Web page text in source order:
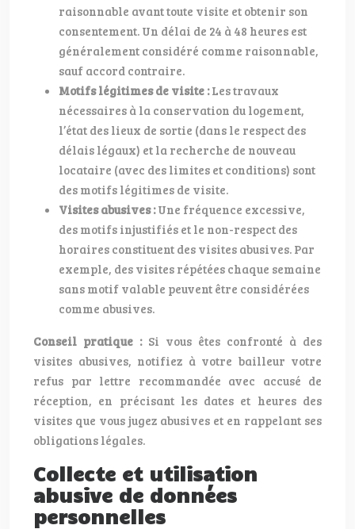
raisonnable avant toute visite et obtenir son
consentement. Un délai de 24 à 48 heures est
généralement considéré comme raisonnable,
sauf accord contraire.
Motifs légitimes de visite :Les travaux
nécessaires à la conservation du logement,
l’état des lieux de sortie (dans le respect des
délais légaux) et la recherche de nouveau
locataire (avec des limites et conditions) sont
des motifs légitimes de visite.
Visites abusives :Une fréquence excessive,
des motifs injustifiés et le non-respect des
horaires constituent des visites abusives. Par
exemple, des visites répétées chaque semaine
sans motif valable peuvent être considérées
comme abusives.
Conseil pratique : Si vous êtes confronté à des
visites abusives, notifiez à votre bailleur votre
refus par lettre recommandée avec accusé de
réception, en précisant les dates et heures des
visites que vous jugez abusives et en rappelant ses
obligations légales.
Collecte et utilisation
abusive de données
personnelles